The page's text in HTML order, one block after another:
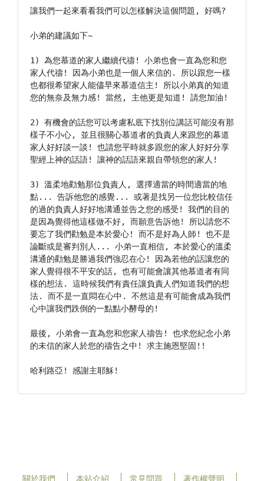
讓我們一起來看看我們可以怎樣解決這個問題, 好嗎?
小弟的建議如下~
1) 為您慕道的家人繼續代禱! 小弟也會一直為您和您
家人代禱! 因為小弟也是一個人來信的. 所以跟您一樣
也都很希望家人能儘早來慕道信主! 所以小弟真的知道
您的無奈及無力感! 當然, 主他更是知道! 請您加油!
2) 有機會的話您可以考慮私底下找別位講話可能沒有那
樣子不小心, 並且很關心慕道者的負責人來跟您的幕道
家人好好談一談! 也請您平時就多跟您的家人好好分享
聖經上神的話語! 讓神的話語來親自帶領您的家人!
3) 溫柔地勸勉那位負責人, 選擇適當的時間適當的地
點... 告訴他您的感覺... 或著是找另一位您比較信任
的過的負責人好好地溝通並告之您的感受! 我們的目的
是因為覺得他這樣做不好, 而願意告訴他! 所以請您不
要忘了我們勸勉是本於愛心! 而不是好為人師! 也不是
論斷或是審判別人... 小弟一直相信, 本於愛心的溫柔
溝通的勸勉是勝過我們強忍在心! 因為若他的話讓您的
家人覺得很不平安的話, 也有可能會讓其他慕道者有同
樣的想法. 這時候我們有責任讓負責人們知道我們的想
法. 而不是一直悶在心中. 不然這是有可能會成為我們
心中讓我們跌倒的一點點小酵母的!
最後, 小弟會一直為您和您家人禱告! 也求您紀念小弟
的未信的家人於您的禱告之中! 求主施恩堅固!!
哈利路亞! 感謝主耶穌!
關於我們 本站介紹 常見問題 著作權聲明